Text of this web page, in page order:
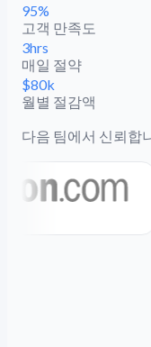
95%
고객 만족도
3hrs
매일 절약
$80k
월별 절감액
다음 팀에서 신뢰합